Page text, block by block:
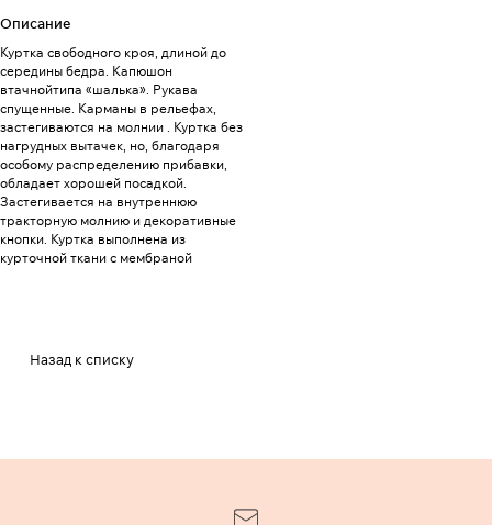
Описание
Куртка свободного кроя, длиной до
середины бедра. Капюшон
втачнойтипа «шалька». Рукава
спущенные. Карманы в рельефах,
застегиваются на молнии . Куртка без
нагрудных вытачек, но, благодаря
особому распределению прибавки,
обладает хорошей посадкой.
Застегивается на внутреннюю
тракторную молнию и декоративные
кнопки. Куртка выполнена из
курточной ткани с мембраной
Назад к списку